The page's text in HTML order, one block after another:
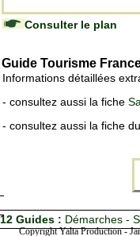
Consulter le plan
Guide Tourisme
Informations détaillées
- consultez aussi la fiche
- consultez aussi la fiche du
12 Guides : Démarches -
Copyright Yalta Production -